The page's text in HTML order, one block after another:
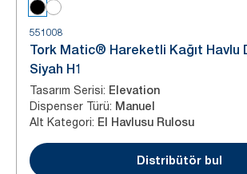
551008
Tork Matic® Hareketli Kağıt Havlu
Siyah H1
Tasarım Serisi: Elevation
Dispenser Türü: Manuel
Alt Kategori: El Havlusu Rulosu
Distribütör bul